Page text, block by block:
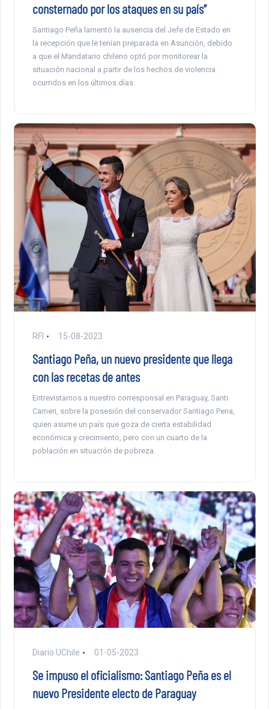
consternado por los ataques en su país”
Santiago Peña lamentó la ausencia del Jefe de Estado en
la recepción que le tenían preparada en Asunción, debido
a que el Mandatario chileno optó por monitorear la
situación nacional a partir de los hechos de violencia
ocurridos en los últimos días.
RFI 15-08-2023
Santiago Peña, un nuevo presidente que llega
con las recetas de antes
Entrevistamos a nuestro corresponsal en Paraguay, Santi
Carneri, sobre la posesión del conservador Santiago Pena,
quien asume un país que goza de cierta estabilidad
económica y crecimiento, pero con un cuarto de la
población en situación de pobreza.
Diario UChile 01-05-2023
Se impuso el oficialismo: Santiago Peña es el
nuevo Presidente electo de Paraguay